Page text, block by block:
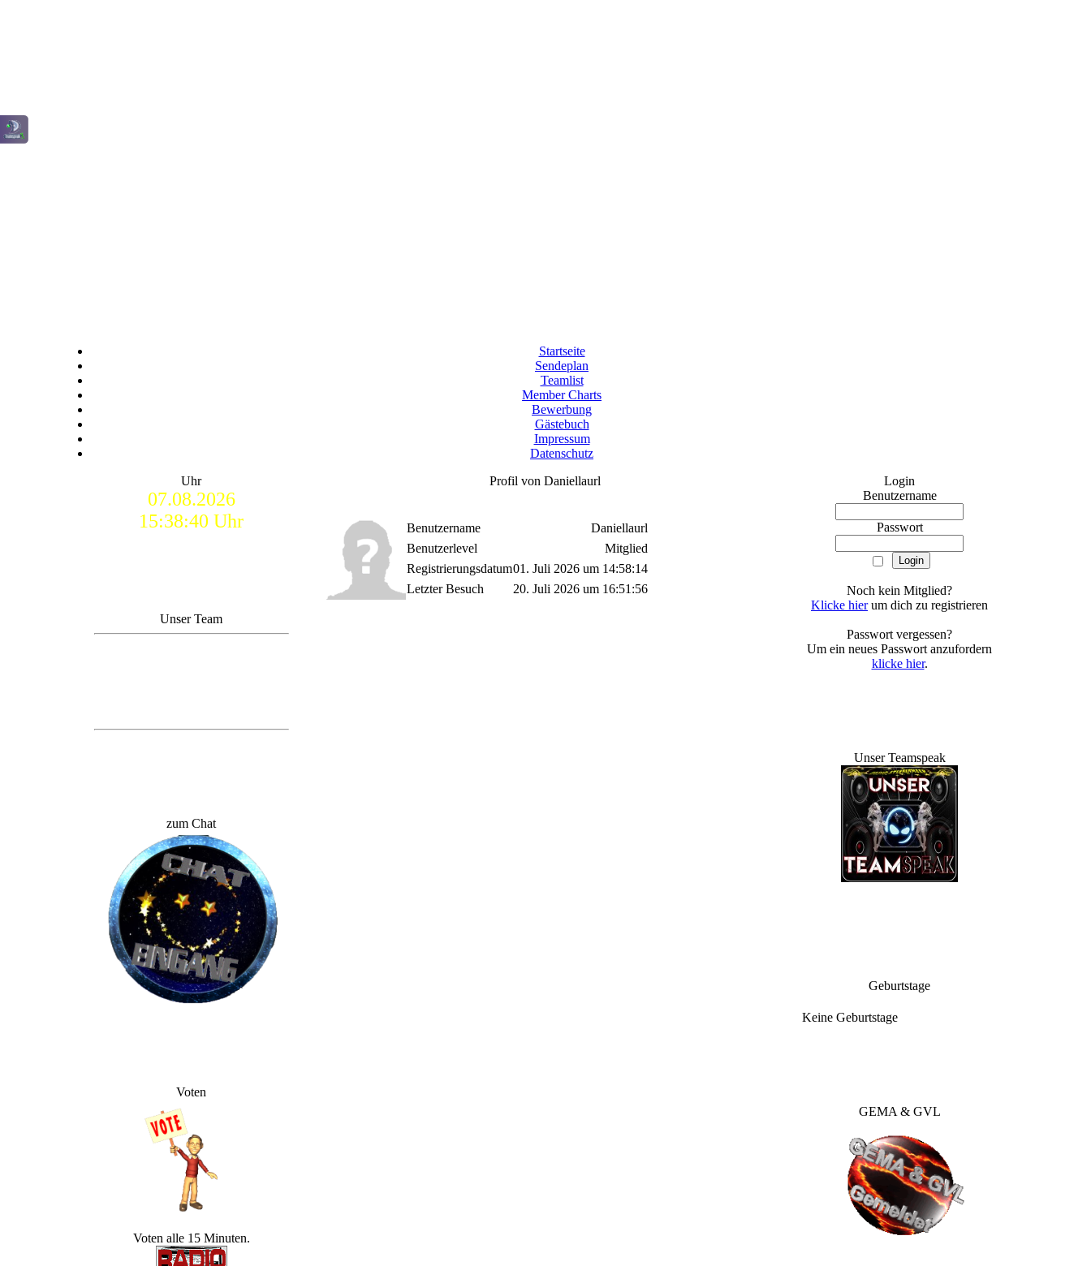
Startseite
Sendeplan
Teamlist
Member Charts
Bewerbung
Gästebuch
Impressum
Datenschutz
Uhr
07.08.2026
15:38:41 Uhr
Unser Team
zum Chat
Voten
Voten alle 15 Minuten.
Profil von Daniellaurl
Benutzername
Daniellaurl
Benutzerlevel
Mitglied
Registrierungsdatum01. Juli 2026 um 14:58:14
Letzter Besuch
20. Juli 2026 um 16:51:56
Login
Benutzername
Passwort
Noch kein Mitglied?
Klicke hierum dich zu registrieren
Passwort vergessen?
Um ein neues Passwort anzufordern
klicke hier.
Unser Teamspeak
Geburtstage
Keine Geburtstage
GEMA & GVL